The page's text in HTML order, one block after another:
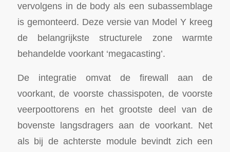
vervolgens in de body als een subassemblage
is gemonteerd. Deze versie van Model Y kreeg
de belangrijkste structurele zone warmte
behandelde voorkant ‘megacasting’.
De integratie omvat de firewall aan de
voorkant, de voorste chassispoten, de voorste
veerpoottorens en het grootste deel van de
bovenste langsdragers aan de voorkant. Net
als bij de achterste module bevindt zich een